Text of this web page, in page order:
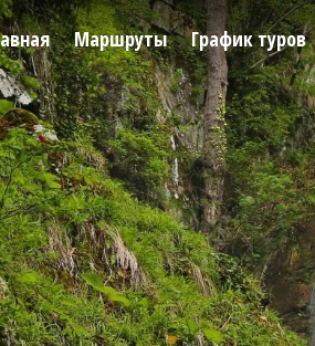
Маршруты График туров